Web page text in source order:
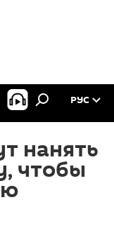
РУС
нанять
чтобы